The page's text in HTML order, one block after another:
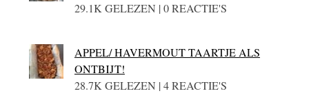
29.1K GELEZEN | 0 REACTIE'S
APPEL/ HAVERMOUT TAARTJE ALS
ONTBIJT!
28.7K GELEZEN | 4 REACTIE'S